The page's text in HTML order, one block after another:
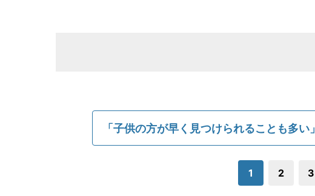
「子供の方が早く見つけられることも多い」
1 2 3